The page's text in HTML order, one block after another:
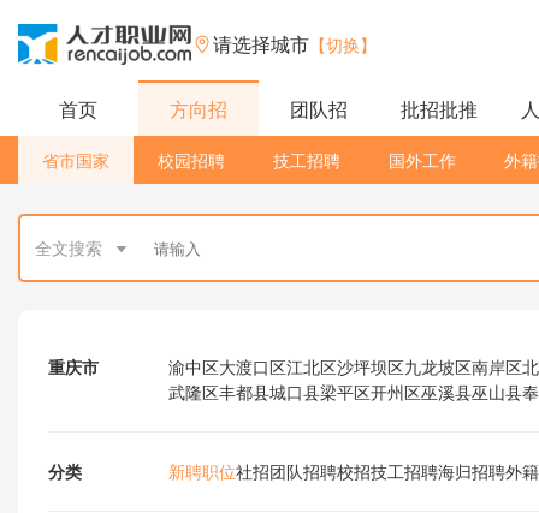
请选择城市 【切换】
首页 方向招 团队招 批招批推
省市国家 校园招聘 技工招聘 国外工作 外
全文搜索
重庆市 渝中区大渡口区江北区沙坪坝区九龙坡区南岸区
武隆区丰都县城口县梁平区开州区巫溪县巫山县
分类 新聘职位社招团队招聘校招技工招聘海归招聘外